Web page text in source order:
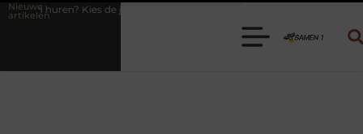
Nieuwe
artikelen
aanhanger voor jouw klus